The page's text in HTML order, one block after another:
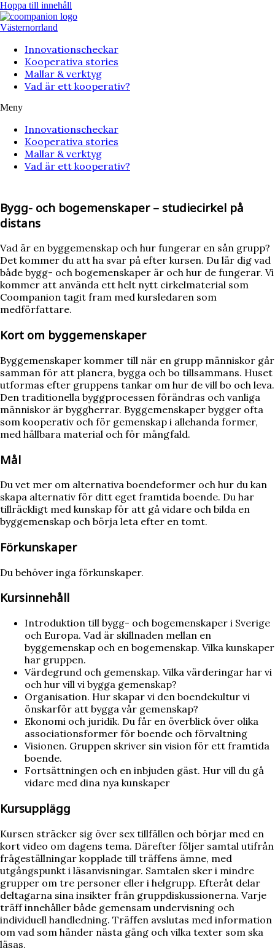
Hoppa till innehåll
Västernorrland
Innovationscheckar
Kooperativa stories
Mallar & verktyg
Vad är ett kooperativ?
Meny
Innovationscheckar
Kooperativa stories
Mallar & verktyg
Vad är ett kooperativ?
Bygg- och bogemenskaper – studiecirkel på
distans
Vad är en byggemenskap och hur fungerar en sån grupp?
Det kommer du att ha svar på efter kursen. Du lär dig vad
både bygg- och bogemenskaper är och hur de fungerar. Vi
kommer att använda ett helt nytt cirkelmaterial som
Coompanion tagit fram med kursledaren som
medförfattare.
Kort om byggemenskaper
Byggemenskaper kommer till när en grupp människor går
samman för att planera, bygga och bo tillsammans. Huset
utformas efter gruppens tankar om hur de vill bo och leva.
Den traditionella byggprocessen förändras och vanliga
människor är byggherrar. Byggemenskaper bygger ofta
som kooperativ och för gemenskap i allehanda former,
med hållbara material och för mångfald.
Mål
Du vet mer om alternativa boendeformer och hur du kan
skapa alternativ för ditt eget framtida boende. Du har
tillräckligt med kunskap för att gå vidare och bilda en
byggemenskap och börja leta efter en tomt.
Förkunskaper
Du behöver inga förkunskaper.
Kursinnehåll
Introduktion till bygg- och bogemenskaper i Sverige
och Europa. Vad är skillnaden mellan en
byggemenskap och en bogemenskap. Vilka kunskaper
har gruppen.
Värdegrund och gemenskap. Vilka värderingar har vi
och hur vill vi bygga gemenskap?
Organisation. Hur skapar vi den boendekultur vi
önskarför att bygga vår gemenskap?
Ekonomi och juridik. Du får en överblick över olika
associationsformer för boende och förvaltning
Visionen. Gruppen skriver sin vision för ett framtida
boende.
Fortsättningen och en inbjuden gäst. Hur vill du gå
vidare med dina nya kunskaper
Kursupplägg
Kursen sträcker sig över sex tillfällen och börjar med en
kort video om dagens tema. Därefter följer samtal utifrån
frågeställningar kopplade till träffens ämne, med
utgångspunkt i läsanvisningar. Samtalen sker i mindre
grupper om tre personer eller i helgrupp. Efteråt delar
deltagarna sina insikter från gruppdiskussionerna. Varje
träff innehåller både gemensam undervisning och
individuell handledning. Träffen avslutas med information
om vad som händer nästa gång och vilka texter som ska
läsas.